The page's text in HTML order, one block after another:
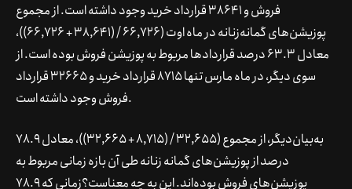
فروش و 38641 قرارداد خرید وجود داشته است. از مجموع
پوزیشن‌های گمانه‌زنانه در ماه اوت (66,726 / (38,641 + 66,726))،
معادل 63.3 درصد قراردادها مربوط به پوزیشن فروش بوده است. از
سوی دیگر، در ماه مارس تنها 8715 قرارداد خرید و 32665 قرارداد
فروش وجود داشته است.
به‌بیان‌دیگر، از مجموع (32,655 / (8,715 + 32,665))، معادل 78.9
درصد از پوزیشن‌های گمانه زنانه طی آن بازه زمانی مربوط به
پوزیشن‌های فروش بوده‌اند. این به چه معناست؟زمانی که 78.9